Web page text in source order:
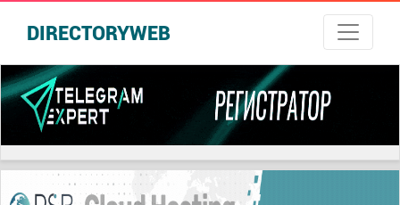
DIRECTORYWEB